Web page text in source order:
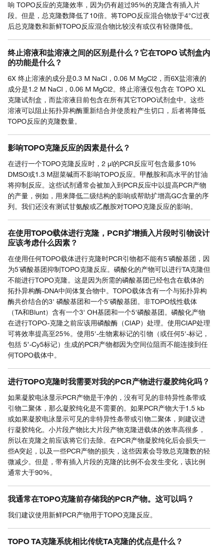
响 TOPO反应的克隆效率，因为仍有超过95%的克隆含有插入片
段。但是，总克隆数降低了10倍。将TOPO反应混合物放于4°C过夜
后总克隆数和新鲜TOPO反应混合物比较没有或仅有轻微降低。
终止溶液和盐溶液之间的区别是什么？它在TOPO 试剂盒内
的功能是什么？
6X 终止溶液的成分是0.3 M NaCl，0.06 M MgCl2，而6X盐溶液的
成分是1.2 M NaCl，0.06 M MgCl2。终止溶液仅包含在 TOPO XL
克隆试剂盒，而盐溶液目前包含在所有其它TOPO试剂盒中。这些
溶液可以阻止拓扑异构酶重新结合并使质粒产生切口，后者将降低
TOPO反应的克隆数量。
影响TOPO克隆反应的因素是什么？
在进行一个TOPO克隆反应时，2 µl的PCR反应可包含最多10%
DMSO或1.3 M甜菜碱而不影响TOPO反应。甲酰胺和高水平的甘油
将抑制反应。这些试剂通常会被加入到PCR反应中以提高PCR产物
的产量，例如，用来降低二级结构的影响或帮助扩增高GC含量的序
列。我们还没有测试甘氨酸或乙酰胺对TOPO克隆反应的影响。
在使用TOPO载体进行克隆，PCR扩增插入片段时引物设计
应该考虑什么因素？
在使用任何TOPO载体进行克隆时PCR引物都不能有5´磷酸基团，因
为5´磷酸基团抑制TOPO克隆反应。磷酸化的产物可以进行TA克隆但
不能进行TOPO克隆。这是因为所需的磷酸基团已经包含在载体的
拓扑异构酶-DNA中间体复合物中。TOPO载体含有一个与拓扑异构
酶共价结合的3' 磷酸基团和一个5'磷酸基团。非TOPO线性载体
（TA和Blunt）含有一个3' OH基团和一个5'磷酸基团。磷酸化产物
在进行TOPO-克隆之前应该用磷酸酶（CIAP）处理。使用CIAP处理
可将效率提高至25%。使用5'-生物素标记的引物（或任何5'-标记，
包括 5’-Cy5标记）生成的PCR产物都因为空间位阻而不能连接到任
何TOPO载体中。
进行TOPO克隆时我需要对我的PCR产物进行凝胶纯化吗？
如果凝胶电泳显示PCR产物是干净的，没有可见的非特异性条带或
引物二聚体，那么凝胶纯化是不需要的。如果PCR产物大于1.5 kb
或如果凝胶电泳显示可见的非特异性条带或引物二聚体，则建议进
行凝胶纯化。小片段产物比大片段产物克隆进载体的效率高很多，
所以在克隆之前应该将它们去除。在PCR产物凝胶纯化后会损失一
些A突起，以及一些PCR产物的损失，这些因素会导致总克隆数的轻
微减少。但是，带有插入片段的克隆的比例不会发生变化，该比例
通常大于90%。
我通常在TOPO克隆前存储我的PCR产物。这可以吗？
我们建议使用新鲜PCR产物用于TOPO克隆反应。
TOPO TA克隆系统相比传统TA克隆的优点是什么？